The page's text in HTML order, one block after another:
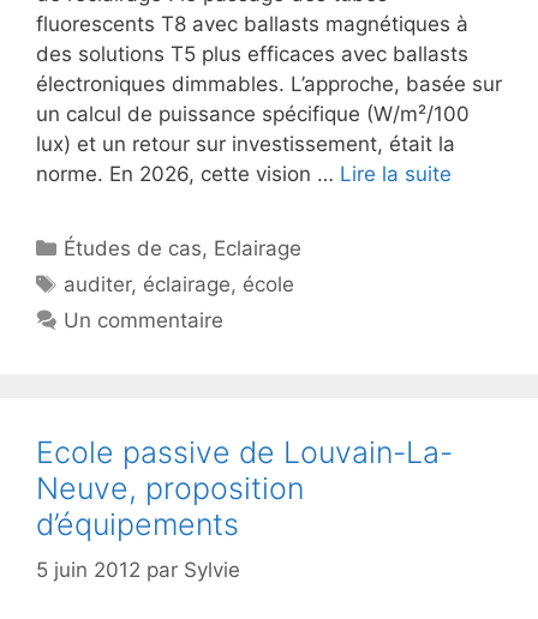
fluorescents T8 avec ballasts magnétiques à
des solutions T5 plus efficaces avec ballasts
électroniques dimmables. L’approche, basée sur
un calcul de puissance spécifique (W/m²/100
lux) et un retour sur investissement, était la
norme. En 2026, cette vision … Lire la suite
Catégories
Études de cas, Eclairage
Étiquettes
auditer, éclairage, école
Un commentaire
Ecole passive de Louvain-La-
Neuve, proposition
d’équipements
5 juin 2012 par Sylvie